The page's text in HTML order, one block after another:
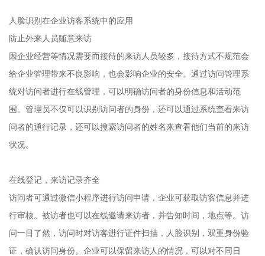
人脸识别在企业访客系统中的应用
防止外来人员随意来访
因企业经营等情况需要而接待的来访人员较多，接待方式不规范会
给企业管理带来不良影响，也会影响企业的安全。通过访问管理系
统对访问者进行在线管理，可以明确访问者的身份信息和活动范
围。管理员不仅可以识别访问者的身份，还可以通过系统查看来访
问者的通行记录，还可以搜索访问者的姓名来查看他们当前的来访
状况。
在线登记，来访记录齐全
访问者可通过微信小程序进行访问申请，企业可获取访客信息并进
行审核。被访者也可以在线邀请来访者，并告知时间，地点等。访
问一目了然，访问时对访客进行证件扫描，人脸识别，双重身份验
证，确认访问身份。企业可以保留来访人的情况，可以对不同日